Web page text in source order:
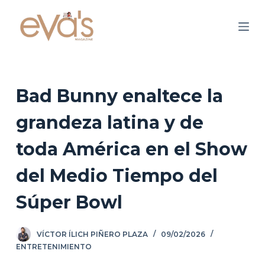
o
e
d
Bad Bunny enaltece la
grandeza latina y de
toda América en el Show
del Medio Tiempo del
Súper Bowl
VÍCTOR ÍLICH PIÑERO PLAZA
09/02/2026
ENTRETENIMIENTO